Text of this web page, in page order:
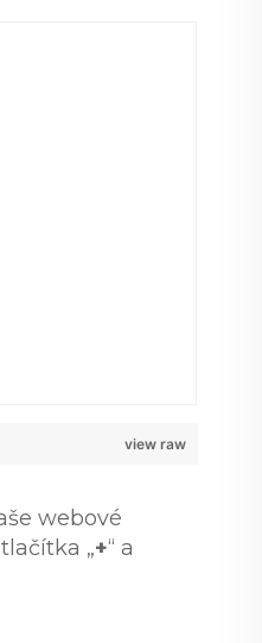
view raw
webové
„+“ a